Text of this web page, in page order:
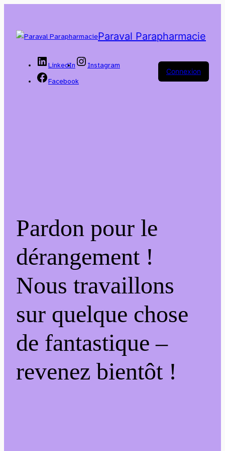
Paraval Parapharmacie
LinkedIn
Instagram
Facebook
Connexion
Pardon pour le
dérangement !
Nous travaillons
sur quelque chose
de fantastique –
revenez bientôt !